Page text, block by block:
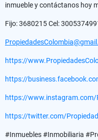
inmueble y contáctanos hoy
Fijo: 3680215 Cel:
https://
https://
https://www.instagram.com/
https://twitter.com/
#Inmuebles #Inmobiliaria